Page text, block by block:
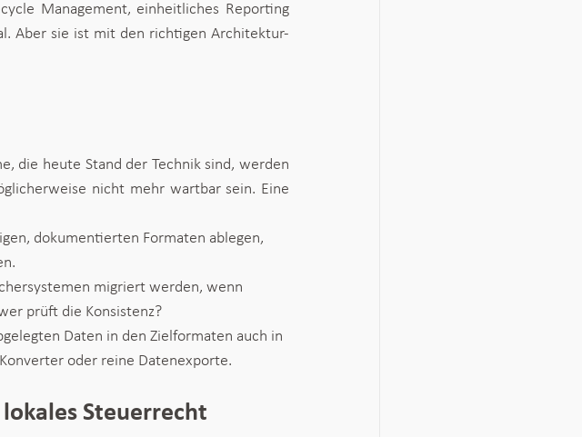
Management, einheitliches Reporting
Aber sie ist mit den richtigen Architektur-
die heute Stand der Technik sind, werden
nicht mehr wartbar sein. Eine
dokumentierten Formaten ablegen,
migriert werden, wenn
prüft die Konsistenz?
Daten in den Zielformaten auch in
oder reine Datenexporte.
Steuerrecht